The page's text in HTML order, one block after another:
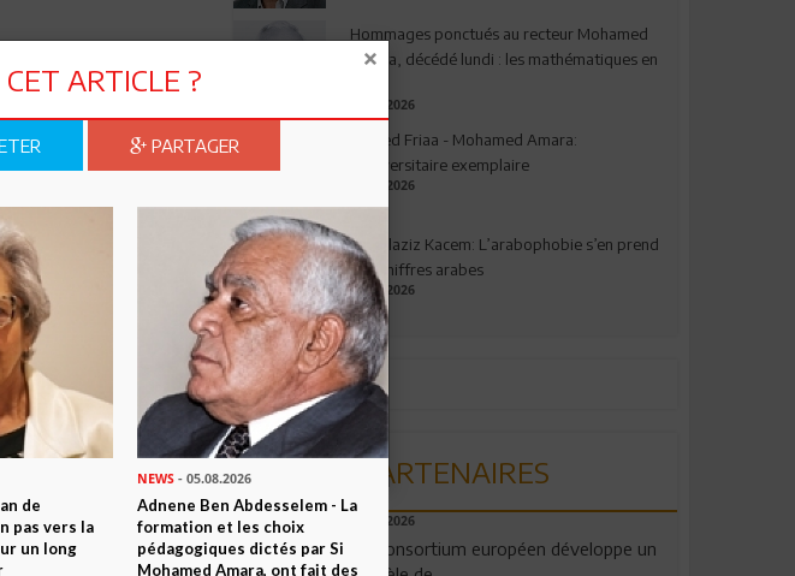
pour le pays". Mais
alors vous vous
le cas en présence de
les progressistes
de Nadha ne
comme il le prétend
pensée: -un état civil et
-la référence
Après on pourra parler
Hommages ponctués au recteur Mohamed
Amara, décédé lundi : les mathématiques en
03.08.2026
Ahmed Friaa - Mohamed Amara:
l’Universitaire exemplaire
04.08.2026
Abdelaziz Kacem: L’arabophobie s’en prend
aux chiffres arabes
09.07.2026
PARTENAIRES
06.08.2026
Un consortium européen développe un
ARTICLE ?
PARTAGER
de
pas vers la
un long
NEWS- 05.08.2026
Adnene Ben Abdesselem - La
formation et les choix
pédagogiques dictés par Si
Mohamed Amara, ont fait des